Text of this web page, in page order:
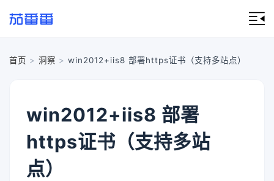
首页 > 洞察 > win2012+iis8 部署https证书（支持多站点）
win2012+iis8 部署
https证书（支持多站
点）